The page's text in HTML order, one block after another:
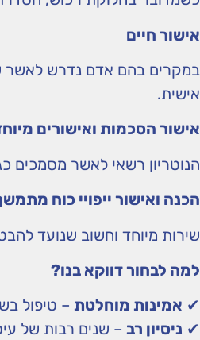
אישור חיים
במקרים בהם אדם נדרש לאשר
אישית.
אישור הסכמות ואישורים
הנוטריון רשאי לאשר מסמכים
הכנה ואישור ייפויי כוח
שירות מיוחד וחשוב שנועד
למה לבחור דווקא בנו?
✔ אמינות מוחלטת – טיפול
✔ ניסיון רב – שנים רבות של